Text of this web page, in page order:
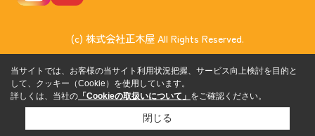
(c) 株式会社正木屋 All Rights Reserved.
当サイトでは、お客様の当サイト利用状況把握、サービス向上検討を目的と
して、クッキー（Cookie）を使用しています。
詳しくは、当社の 「Cookieの取扱いについて」 をご確認ください。
閉じる